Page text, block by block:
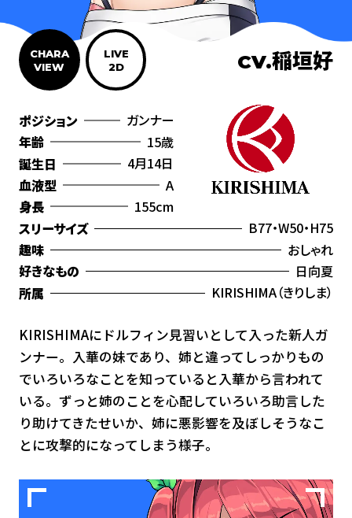
CHARA
VIEW
LIVE
2D
CV.稲垣好
ポジション
ガンナー
年齢
15歳
誕生日
4月14日
血液型
A
身長
155cm
スリーサイズ
B77・W50・H75
趣味
おしゃれ
好きなもの
日向夏
所属
KIRISHIMA（きりしま）
KIRISHIMAにドルフィン見習いとして入った新人ガ
ンナー。入華の妹であり、姉と違ってしっかりもの
でいろいろなことを知っていると入華から言われて
いる。ずっと姉のことを心配していろいろ助言した
り助けてきたせいか、姉に悪影響を及ぼしそうなこ
とに攻撃的になってしまう様子。